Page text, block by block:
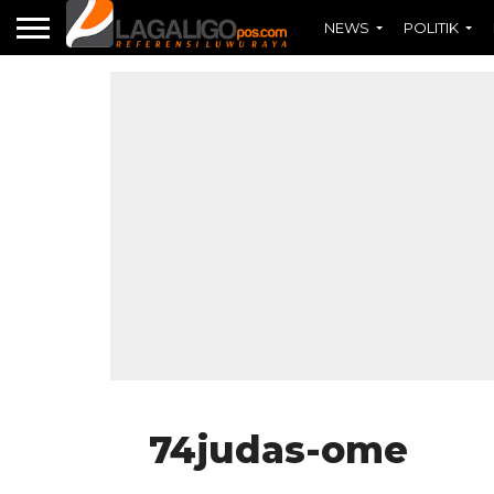
NEWS POLITIK
74judas-ome